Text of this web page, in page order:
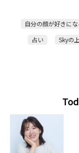
自分の顔が好きに
占い
Skyの